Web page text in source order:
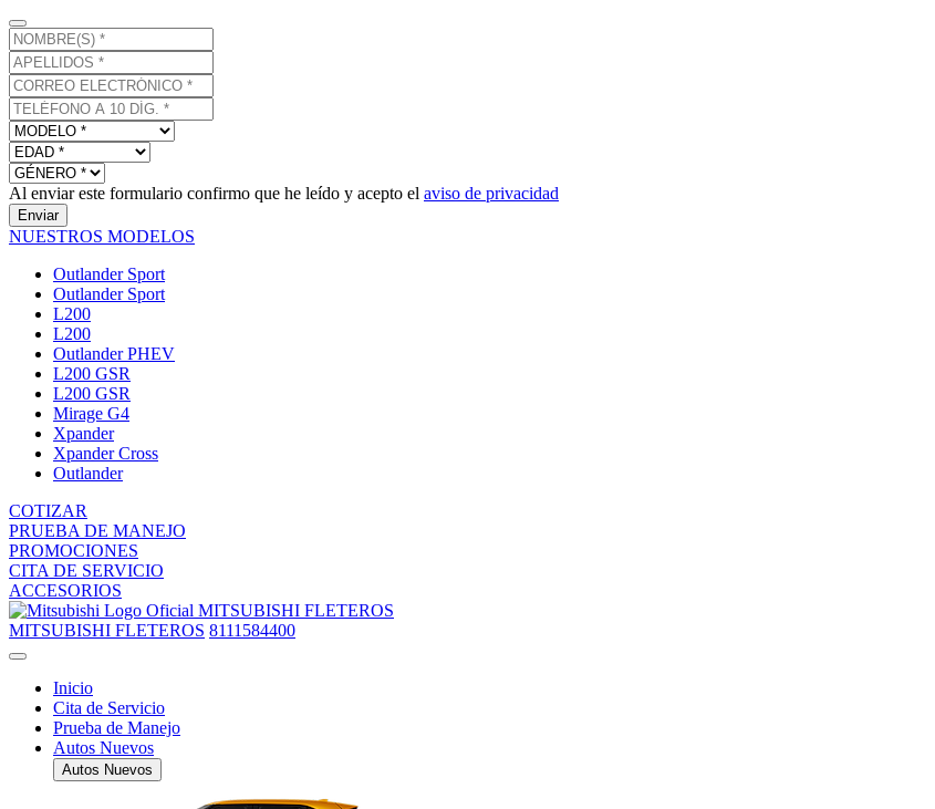
Al enviar este formulario confirmo que he leído y acepto el aviso de privacidad
Enviar
NUESTROS MODELOS
Outlander Sport
Outlander Sport
L200
L200
Outlander PHEV
L200 GSR
L200 GSR
Mirage G4
Xpander
Xpander Cross
Outlander
COTIZAR
PRUEBA DE MANEJO
PROMOCIONES
CITA DE SERVICIO
ACCESORIOS
MITSUBISHI FLETEROS
MITSUBISHI FLETEROS 8111584400
Inicio
Cita de Servicio
Prueba de Manejo
Autos Nuevos
Autos Nuevos